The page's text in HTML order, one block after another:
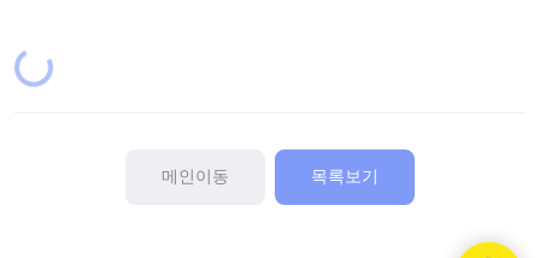
Loading...
메인이동 목록보기